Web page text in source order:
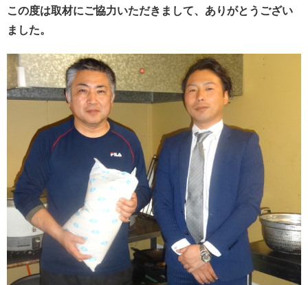
この度は取材にご協力いただきまして、ありがとうござい
ました。